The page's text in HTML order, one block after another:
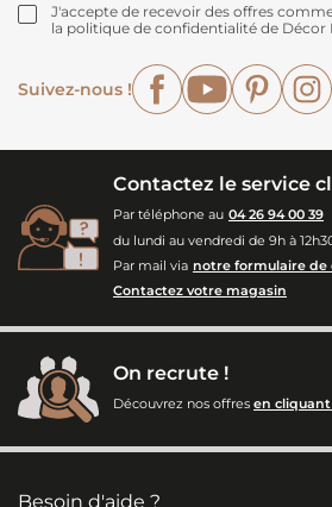
J'accepte de recevoir des offres
la politique de confidentialité de Décor
Suivez-nous !
FacebookYouTube
Contactez le service
Par téléphone au 04 26 94 00 39
du lundi au vendredi de 9h à
Par mail via notre formulaire de
Contactez votre magasin
On recrute !
Découvrez nos offres en
Besoin d'aide ?